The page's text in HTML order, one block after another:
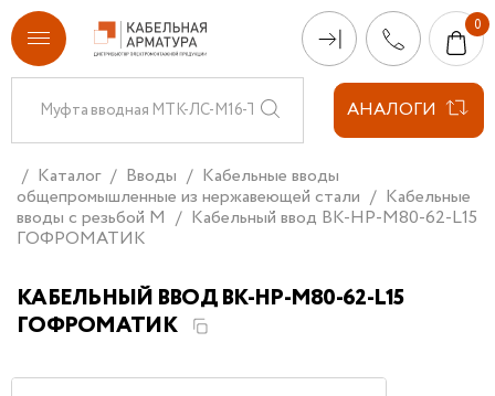
АНАЛОГИ
Каталог Вводы
Кабельные вводы
общепромышленные из нержавеющей стали
Кабельные
вводы с резьбой М
Кабельный ввод ВК-НР-М80-62-L15
ГОФРОМАТИК
КАБЕЛЬНЫЙ ВВОД ВК-НР-М80-62-L15
ГОФРОМАТИК